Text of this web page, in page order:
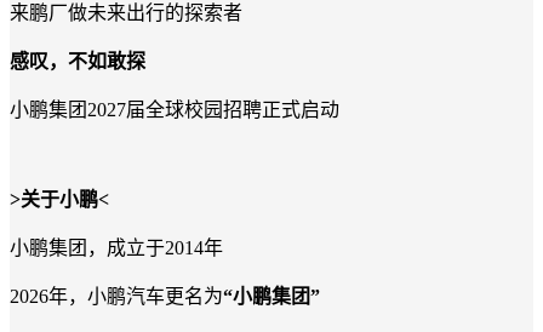
来鹏厂做未来出行的探索者
感叹，不如敢探
小鹏集团 2027届全球校园招聘正式启动
>关于小鹏<
小鹏集团，成立于2014年
2026年，小鹏汽车更名为“小鹏集团”